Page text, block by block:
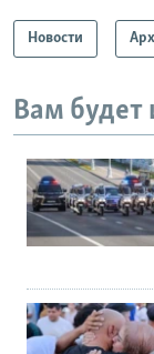
Новости
Вам будет